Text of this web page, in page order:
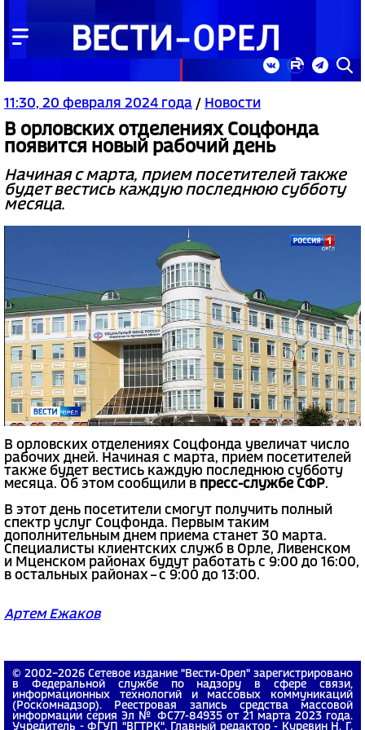
11:30, 20 февраля 2024 года / Новости
В орловских отделениях Соцфонда
появится новый рабочий день
Начиная с марта, прием посетителей также
будет вестись каждую последнюю субботу
месяца.
В орловских отделениях Соцфонда увеличат число
рабочих дней. Начиная с марта, прием посетителей
также будет вестись каждую последнюю субботу
месяца. Об этом сообщили в пресс-службе СФР.
В этот день посетители смогут получить полный
спектр услуг Соцфонда. Первым таким
дополнительным днем приема станет 30 марта.
Специалисты клиентских служб в Орле, Ливенском
и Мценском районах будут работать с 9:00 до 16:00,
в остальных районах – с 9:00 до 13:00.
Артем Ежаков
© 2002−2026 Сетевое издание "Вести-Орел" зарегистрировано
в Федеральной службе по надзору в сфере связи,
информационных технологий и массовых коммуникаций
(Роскомнадзор). Реестровая запись средства массовой
информации серия Эл № ФС77-84935 от 21 марта 2023 года.
Учредитель - ФГУП "ВГТРК". Главный редактор - Куревин Н. Г.